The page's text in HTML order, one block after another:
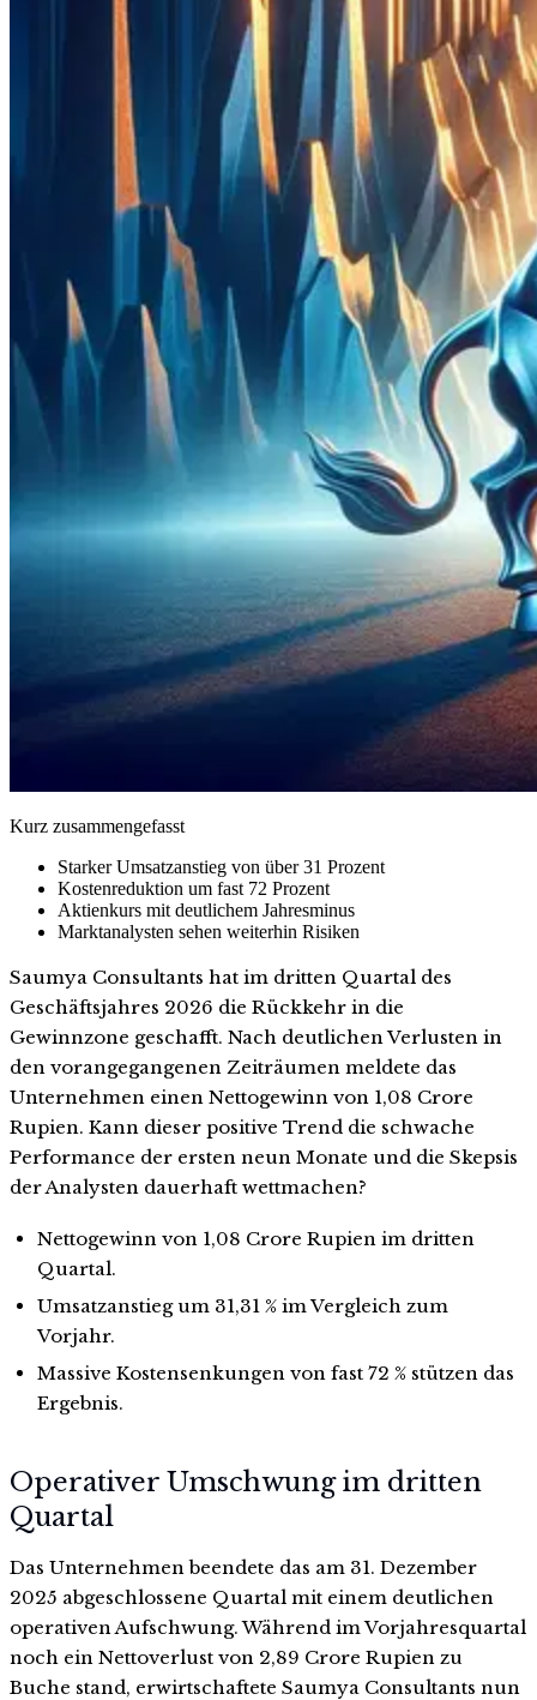
Kurz zusammengefasst
Starker Umsatzanstieg von über 31 Prozent
Kostenreduktion um fast 72 Prozent
Aktienkurs mit deutlichem Jahresminus
Marktanalysten sehen weiterhin Risiken
Saumya Consultants hat im dritten Quartal des
Geschäftsjahres 2026 die Rückkehr in die
Gewinnzone geschafft. Nach deutlichen Verlusten in
den vorangegangenen Zeiträumen meldete das
Unternehmen einen Nettogewinn von 1,08 Crore
Rupien. Kann dieser positive Trend die schwache
Performance der ersten neun Monate und die Skepsis
der Analysten dauerhaft wettmachen?
Nettogewinn von 1,08 Crore Rupien im dritten
Quartal.
Umsatzanstieg um 31,31 % im Vergleich zum
Vorjahr.
Massive Kostensenkungen von fast 72 % stützen das
Ergebnis.
Operativer Umschwung im dritten
Quartal
Das Unternehmen beendete das am 31. Dezember
2025 abgeschlossene Quartal mit einem deutlichen
operativen Aufschwung. Während im Vorjahresquartal
noch ein Nettoverlust von 2,89 Crore Rupien zu
Buche stand, erwirtschaftete Saumya Consultants nun